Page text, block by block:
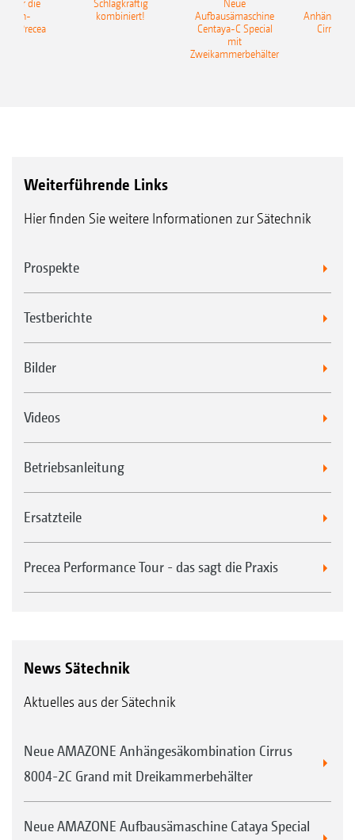
für die
Precea
Schlagkräftig
kombiniert!
Neue
Aufbausämaschine
Centaya-C Special
mit
Zweikammerbehälter
Cirrus
Weiterführende Links
Hier finden Sie weitere Informationen zur Sätechnik
Prospekte
Testberichte
Bilder
Videos
Betriebsanleitung
Ersatzteile
Precea Performance Tour - das sagt die Praxis
News Sätechnik
Aktuelles aus der Sätechnik
Neue AMAZONE Anhängesäkombination Cirrus
8004-2C Grand mit Dreikammerbehälter
Neue AMAZONE Aufbausämaschine Cataya Special